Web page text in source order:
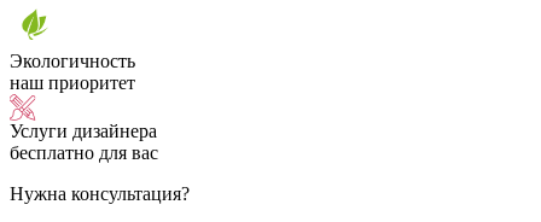
Экологичность
наш приоритет
Услуги дизайнера
бесплатно для вас
Нужна консультация?